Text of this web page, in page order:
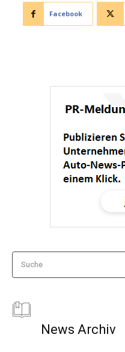
Facebook
Suche
News Archiv